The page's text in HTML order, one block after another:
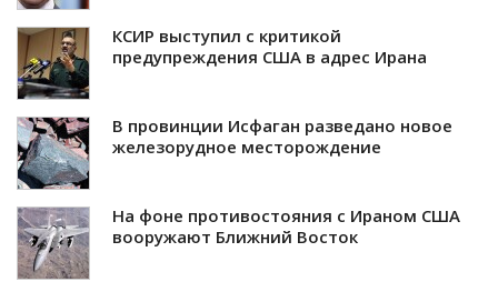
КСИР выступил с критикой
предупреждения США в адрес Ирана
В провинции Исфаган разведано новое
железорудное месторождение
На фоне противостояния с Ираном США
вооружают Ближний Восток